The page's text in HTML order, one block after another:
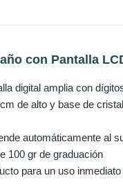
con Pantalla
digital amplia con
de alto y base de
automáticamente al
100 gr de graduación
para un uso